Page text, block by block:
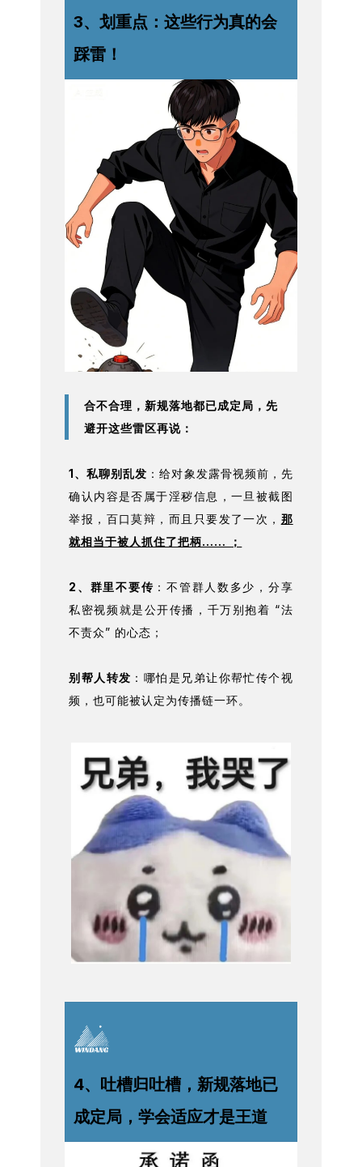
3、划重点：这些行为真的会
踩雷！
合不合理，新规落地都已成定局，先
避开这些雷区再说：
1、私聊别乱发 ：给对象发露骨视频前，先
确认内容是否属于淫秽信息，一旦被截图
举报，百口莫辩，而且只要发了一次， 那
就相当于被人抓住了把柄…… ；
2、群里不要传 ：不管群人数多少，分享
私密视频就是公开传播，千万别抱着 “法
不责众” 的心态；
别帮人转发 ：哪怕是兄弟让你帮忙传个视
频，也可能被认定为传播链一环。
4、吐槽归吐槽，新规落地已
成定局，学会适应才是王道